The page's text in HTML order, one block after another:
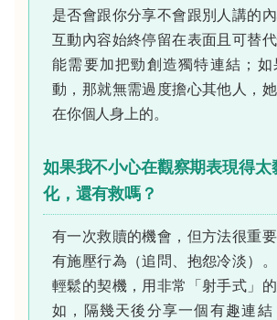
是否會跟你分享不會跟別人講的
互動內容始終停留在表面且可替
能需要加把勁創造獨特連結；如
動，那就無需過度擔心其他人，
在你個人身上的。
如果我不小心在觀察期表現得太
化，還有救嗎？
有一次救贖的機會，但方法很重
有施壓行為（追問、抱怨冷淡）
輕鬆的契機，用非常「射手式」
如，隔幾天後分享一個有趣連結